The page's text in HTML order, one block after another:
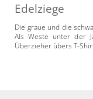
Edelziege
Die graue und die
Als Weste unter der
Überzieher übers T-